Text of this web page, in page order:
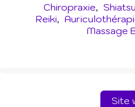
Chiropraxie Shiatsu
Reiki
Massage
Site